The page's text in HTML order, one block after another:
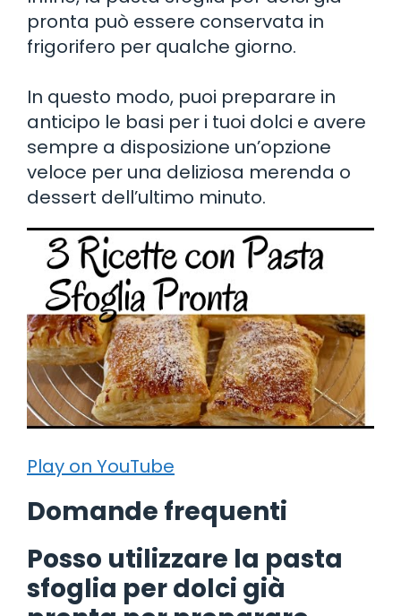
pronta può essere conservata in
frigorifero per qualche giorno.
In questo modo, puoi preparare in
anticipo le basi per i tuoi dolci e avere
sempre a disposizione un’opzione
veloce per una deliziosa merenda o
dessert dell’ultimo minuto.
Play on YouTube
Domande frequenti
Posso utilizzare la pasta
sfoglia per dolci già